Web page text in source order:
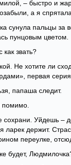
– быстро и
а я
сунула пальцы за
пунцовым цветом.
как звать?
Не хотите ли
первая серия.
папаша следит.
сохрани. Уйдешь –
ларек держит.
переулке,
будет,